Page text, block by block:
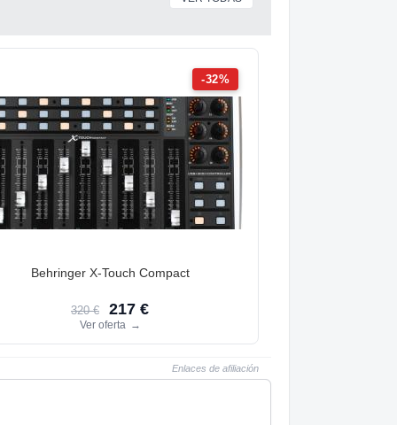
-32%
Behringer X-Touch Compact
320 € 217 €
Ver oferta →
Enlaces de afiliación